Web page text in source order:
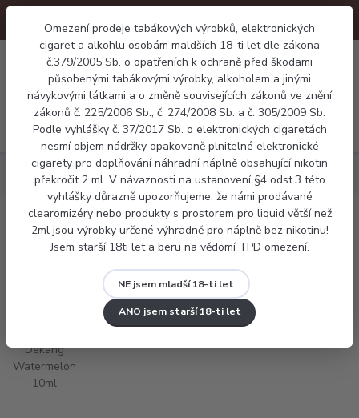
Omezení prodeje tabákových výrobků, elektronických
cigaret a alkohlu osobám maldších 18-ti let dle zákona
č.379/2005 Sb. o opatřeních k ochraně před škodami
působenými tabákovými výrobky, alkoholem a jinými
návykovými látkami a o změně souvisejících zákonů ve znění
zákonů č. 225/2006 Sb., č. 274/2008 Sb. a č. 305/2009 Sb.
Podle vyhlášky č. 37/2017 Sb. o elektronických cigaretách
nesmí objem nádržky opakovaně plnitelné elektronické
cigarety pro doplňování náhradní náplně obsahující nikotin
překročit 2 ml. V návaznosti na ustanovení §4 odst.3 této
vyhlášky důrazně upozorňujeme, že námi prodávané
clearomizéry nebo produkty s prostorem pro liquid větší než
2ml jsou výrobky určené výhradně pro náplně bez nikotinu!
Jsem starší 18ti let a beru na vědomí TPD omezení.
NE jsem mladší 18-ti let
ANO jsem starší 18-ti let
Menu
0 Kč
Náplně Ovocné E-liquid Dekang Watermelon 10ml
E-liquid Dekang Watermelon 10ml